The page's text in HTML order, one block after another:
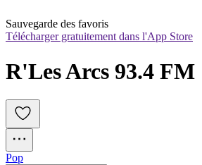
Sauvegarde des favoris
Télécharger gratuitement dans l'App Store
R'Les Arcs 93.4 FM
Pop